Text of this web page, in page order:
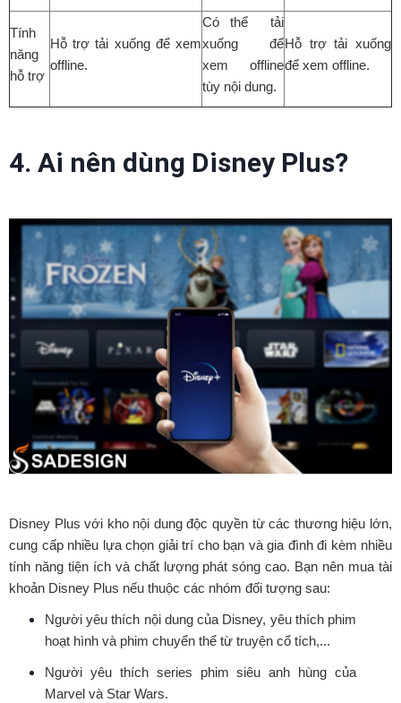
Tính
năng
hỗ trợ
Hỗ trợ tải xuống để xem
offline.
Có thể tải
xuống để
xem offline
tùy nội dung.
Hỗ trợ tải xuống
để xem offline.
4. Ai nên dùng Disney Plus?
Disney Plus với kho nội dung độc quyền từ các thương hiệu lớn,
cung cấp nhiều lựa chọn giải trí cho bạn và gia đình đi kèm nhiều
tính năng tiện ích và chất lượng phát sóng cao. Bạn nên mua tài
khoản Disney Plus nếu thuộc các nhóm đối tượng sau:
Người yêu thích nội dung của Disney, yêu thích phim
hoạt hình và phim chuyển thể từ truyện cổ tích,...
Người yêu thích series phim siêu anh hùng của
Marvel và Star Wars.